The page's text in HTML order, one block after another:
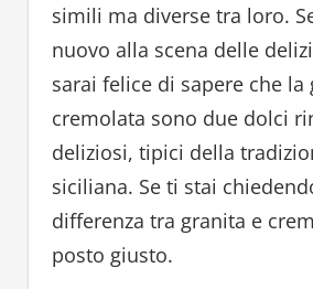
simili ma diverse tra loro.
nuovo alla scena delle
sarai felice di sapere che la
cremolata sono due dolci
deliziosi, tipici della
siciliana. Se ti stai
differenza tra granita e
posto giusto.